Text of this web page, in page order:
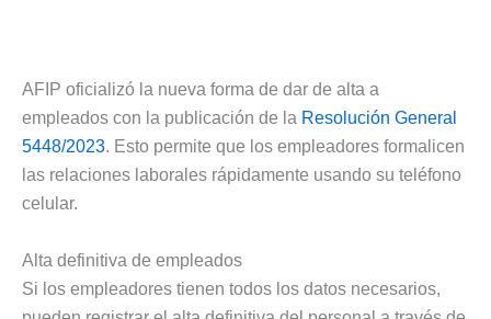
AFIP oficializó la nueva forma de dar de alta a
empleados con la publicación de la Resolución General
5448/2023. Esto permite que los empleadores formalicen
las relaciones laborales rápidamente usando su teléfono
celular.
Alta definitiva de empleados
Si los empleadores tienen todos los datos necesarios,